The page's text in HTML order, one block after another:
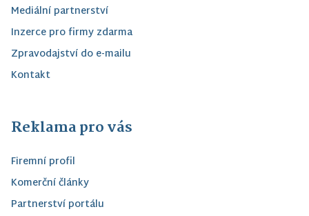
Mediální partnerství
Inzerce pro firmy zdarma
Zpravodajství do e-mailu
Kontakt
Reklama pro vás
Firemní profil
Komerční články
Partnerství portálu